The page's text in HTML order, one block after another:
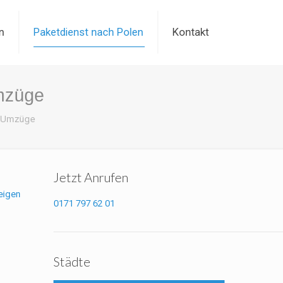
Paketdienst nach Polen Kontakt
Jetzt Anrufen
0171 797 62 01
Städte